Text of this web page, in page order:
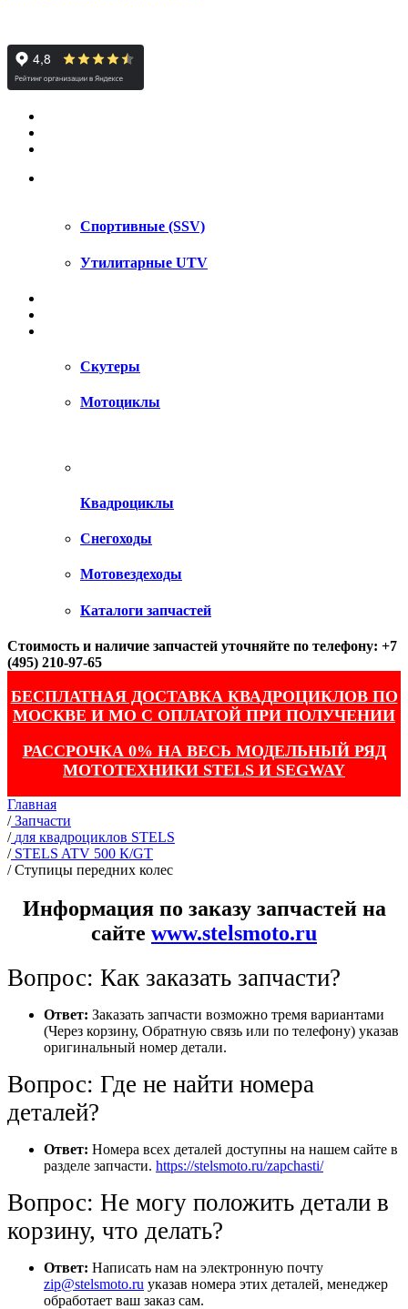
Спортивные (SSV)
Утилитарные UTV
Скутеры
Мотоциклы
Квадроциклы
Снегоходы
Мотовездеходы
Каталоги запчастей
Стоимость и наличие запчастей уточняйте по телефону: +7
(495) 210-97-65
БЕСПЛАТНАЯ ДОСТАВКА КВАДРОЦИКЛОВ ПО
МОСКВЕ И МО С ОПЛАТОЙ ПРИ ПОЛУЧЕНИИ
РАССРОЧКА 0% НА ВЕСЬ МОДЕЛЬНЫЙ РЯД
МОТОТЕХНИКИ STELS И SEGWAY
Главная
/ Запчасти
/ для квадроциклов STELS
/ STELS ATV 500 К/GT
/Ступицы передних колес
Информация по заказу запчастей на
сайте www.stelsmoto.ru
Вопрос: Как заказать запчасти?
Ответ: Заказать запчасти возможно тремя вариантами
(Через корзину, Обратную связь или по телефону) указав
оригинальный номер детали.
Вопрос: Где не найти номера
деталей?
Ответ: Номера всех деталей доступны на нашем сайте в
разделе запчасти. https://stelsmoto.ru/zapchasti/
Вопрос: Не могу положить детали в
корзину, что делать?
Ответ: Написать нам на электронную почту
zip@stelsmoto.ru указав номера этих деталей, менеджер
обработает ваш заказ сам.